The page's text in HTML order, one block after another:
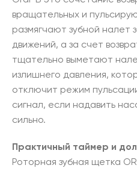
вращательных и
размягчают зубной налет
движений, а за счет
тщательно выметают
излишнего давления,
отключит режим
сигнал, если надавить
сильно.
Практичный таймер и
Роторная зубная щетка